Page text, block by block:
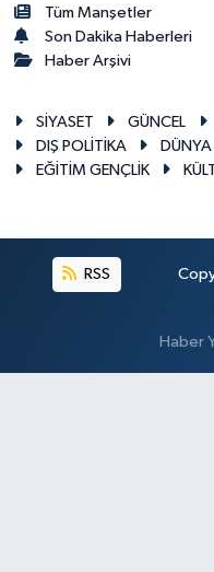
Tüm Manşetler
Son Dakika Haberleri
Haber Arşivi
SİYASET GÜNCEL
DIŞ POLİTİKA
DÜNYA
EĞİTİM GENÇLİK
RSS
Haber